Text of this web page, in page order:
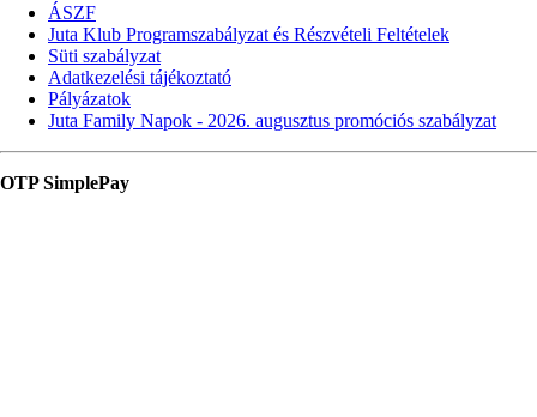
ÁSZF
Juta Klub Programszabályzat és Részvételi Feltételek
Süti szabályzat
Adatkezelési tájékoztató
Pályázatok
Juta Family Napok - 2026. augusztus promóciós szabályzat
OTP SimplePay